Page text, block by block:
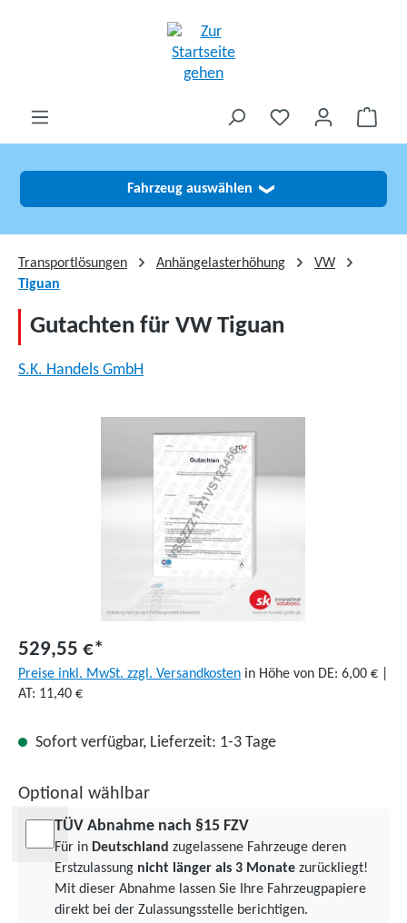
Fahrzeug auswählen ❯
Transportlösungen Anhängelasterhöhung
VW
Tiguan
Gutachten für VW Tiguan
S.K. Handels GmbH
529,55 €*
Preise inkl. MwSt. zzgl. Versandkosten in Höhe von DE: 6,00 € |
AT: 11,40 €
Sofort verfügbar, Lieferzeit: 1-3 Tage
Optional wählbar
TÜV Abnahme nach §15 FZV
Für in Deutschland zugelassene Fahrzeuge deren
Erstzulassung nicht länger als 3 Monate zurückliegt!
Mit dieser Abnahme lassen Sie Ihre Fahrzeugpapiere
direkt bei der Zulassungsstelle berichtigen.